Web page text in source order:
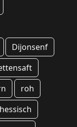
Dijonsenf
roh
hessisch